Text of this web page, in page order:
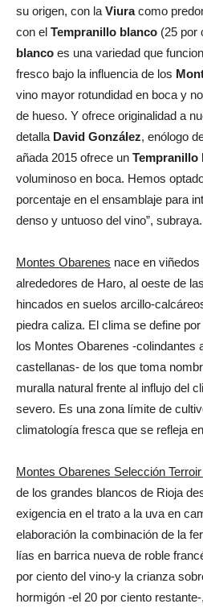
su origen, con la Viuracomo
con el Tempranillo blanco (25 por
blanco es una variedad que
fresco bajo la influencia de los
vino mayor rotundidad en boca y
de hueso. Y ofrece originalidad a
detalla David González, enólogo
añada 2015 ofrece un Tempranillo
voluminoso en boca. Hemos
porcentaje en el ensamblaje para
denso y untuoso del vino”, subraya.
Montes Obarenes nace en
alrededores de Haro, al oeste de
hincados en suelos arcillo-
piedra caliza. El clima se define
los Montes Obarenes -colindantes
castellanas- de los que toma
muralla natural frente al influjo del
severo. Es una zona límite de
climatología fresca que se refleja
Montes Obarenes Selección
de los grandes blancos de Rioja
exigencia en el trato a la uva en
elaboración la combinación de la
lías en barrica nueva de roble
por ciento del vino-y la crianza
hormigón -el 20 por ciento